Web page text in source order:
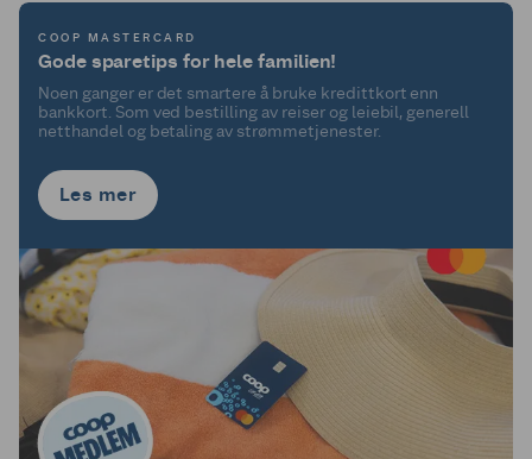
COOP MASTERCARD
Gode sparetips for hele familien!
Noen ganger er det smartere å bruke kredittkort enn
bankkort. Som ved bestilling av reiser og leiebil, generell
netthandel og betaling av strømmetjenester.
Les mer